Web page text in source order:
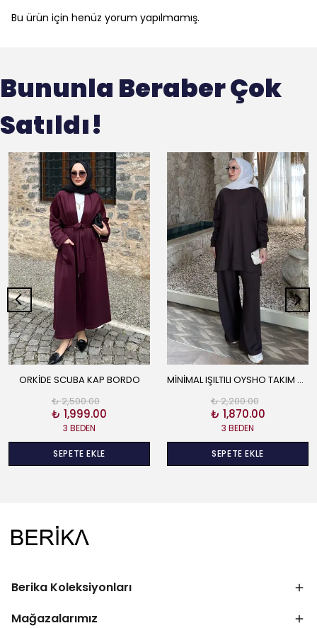
Bu ürün için henüz yorum yapılmamış.
Bununla Beraber Çok
Satıldı!
ORKİDE SCUBA KAP BORDO
₺ 2,500.00
₺ 1,999.00
3 BEDEN
SEPETE EKLE
MİNİMAL IŞILTILI OYSHO TAKIM KAHVE
₺ 2,200.00
₺ 1,870.00
3 BEDEN
SEPETE EKLE
Berika Koleksiyonları
Mağazalarımız